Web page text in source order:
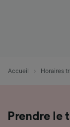
Accueil Horaires
Prendre le
Liste de